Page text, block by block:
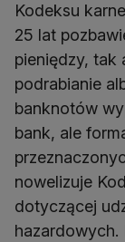
Kodeksu
25 lat
pieniędzy, tak
podrabianie
banknotów
bank, ale
nowelizuje
dotyczącej
hazardowych.